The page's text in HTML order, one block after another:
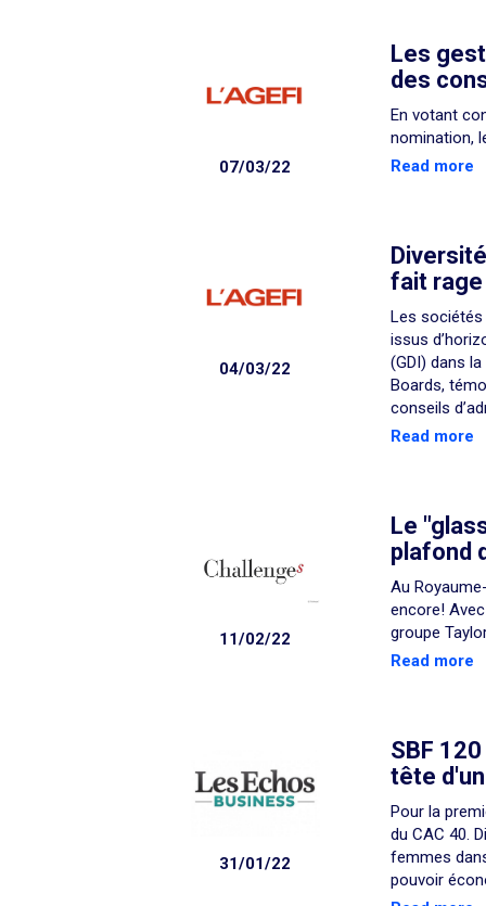
Les
des
En votant
nomination,
Read more
07/03/22
fait rage
Les
issus
(GDI) dans
Boards,
conseils
Read more
04/03/22
Le
plafond
Au
encore!
groupe
Read more
11/02/22
SBF
tête
Pour la
du CAC 40.
femmes
pouvoir
31/01/22